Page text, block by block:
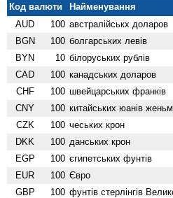
Код валюти Найменування
AUD
100 австралійськх доларов
BGN 100 болгарських левів
BYN 10 білоруських рублів
CAD 100 канадських доларов
CHF 100 швейцарських франків
CNY 100 китайських юанів
CZK 100 чеських крон
DKK 100 данських крон
EGP 100 єгипетських фунтів
EUR 100 Євро
GBP 100 фунтів стерлінгів